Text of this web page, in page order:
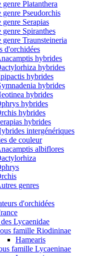
genre Platanthera
genre Pseudorchis
genre Serapias
genre Spiranthes
genre Traunsteineria
d'orchidées
hybrides
hybrides
hybrides
hybrides
hybrides
hybrides
hybrides
hybrides
intergénériques
de couleur
albiflores
genres
d'orchidées
Lycaenidae
famille Riodininae
Hamearis
famille Lycaeninae